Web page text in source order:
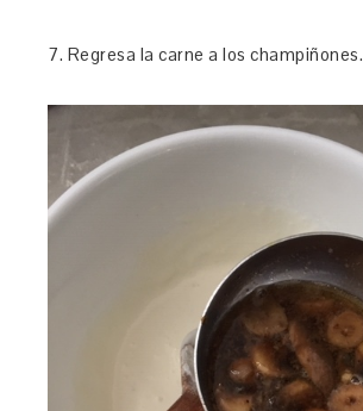
7. Regresa la carne a los champiñones.